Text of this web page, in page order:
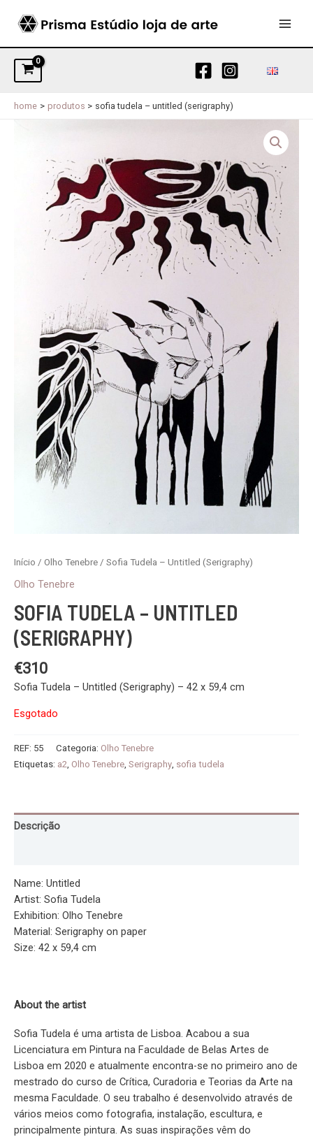
home produtos sofia tudela – untitled (serigraphy)
Início / Olho Tenebre / Sofia Tudela – Untitled (Serigraphy)
Olho Tenebre
SOFIA TUDELA – UNTITLED
(SERIGRAPHY)
€310
Sofia Tudela – Untitled (Serigraphy) – 42 x 59,4 cm
Esgotado
REF: 55 Categoria: Olho Tenebre
Etiquetas: a2 Olho Tenebre Serigraphy sofia tudela
Descrição
Name: Untitled
Artist: Sofia Tudela
Exhibition: Olho Tenebre
Material: Serigraphy on paper
Size: 42 x 59,4 cm
About the artist
Sofia Tudela é uma artista de Lisboa. Acabou a sua
Licenciatura em Pintura na Faculdade de Belas Artes de
Lisboa em 2020 e atualmente encontra-se no primeiro ano de
mestrado do curso de Crítica, Curadoria e Teorias da Arte na
mesma Faculdade. O seu trabalho é desenvolvido através de
vários meios como fotografia, instalação, escultura, e
principalmente pintura. As suas inspirações vêm do